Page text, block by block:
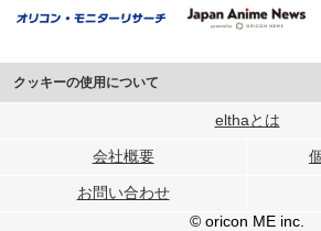
クッキーの使用について
このサイトでは Cookie を使用して、ユーザーに合
行っています。
メディアや広告配信、データ解析の各パートナーに
elthaとは
会社概要
お問い合わせ
© oricon ME inc.